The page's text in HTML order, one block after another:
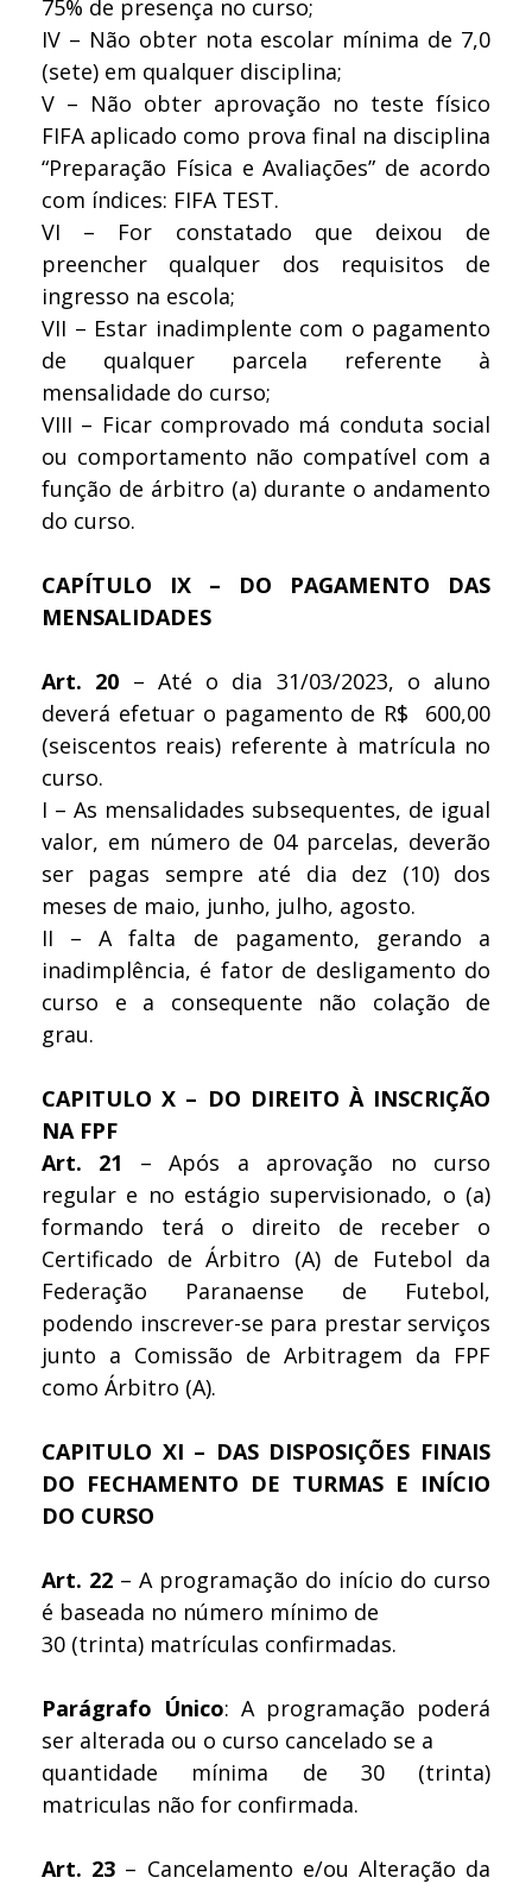
75% de presença no curso;
IV – Não obter nota escolar mínima de 7,0
(sete) em qualquer disciplina;
V – Não obter aprovação no teste físico
FIFA aplicado como prova final na disciplina
“Preparação Física e Avaliações” de acordo
com índices: FIFA TEST.
VI – For constatado que deixou de
preencher qualquer dos requisitos de
ingresso na escola;
VII – Estar inadimplente com o pagamento
de qualquer parcela referente à
mensalidade do curso;
VIII – Ficar comprovado má conduta social
ou comportamento não compatível com a
função de árbitro (a) durante o andamento
do curso.
CAPÍTULO IX – DO PAGAMENTO DAS
MENSALIDADES
Art. 20 – Até o dia 31/03/2023, o aluno
deverá efetuar o pagamento de R$ 600,00
(seiscentos reais) referente à matrícula no
curso.
I – As mensalidades subsequentes, de igual
valor, em número de 04 parcelas, deverão
ser pagas sempre até dia dez (10) dos
meses de maio, junho, julho, agosto.
II – A falta de pagamento, gerando a
inadimplência, é fator de desligamento do
curso e a consequente não colação de
grau.
CAPITULO X – DO DIREITO À INSCRIÇÃO
NA FPF
Art. 21
– Após a aprovação no curso
regular e no estágio supervisionado, o (a)
formando terá o direito de receber o
Certificado de Árbitro (A) de Futebol da
Federação Paranaense de Futebol,
podendo inscrever-se para prestar serviços
junto a Comissão de Arbitragem da FPF
como Árbitro (A).
CAPITULO XI – DAS DISPOSIÇÕES FINAIS
DO FECHAMENTO DE TURMAS E INÍCIO
DO CURSO
Art. 22 – A programação do início do curso
é baseada no número mínimo de
30 (trinta) matrículas confirmadas.
Parágrafo Único: A programação poderá
ser alterada ou o curso cancelado se a
quantidade mínima de 30 (trinta)
matriculas não for confirmada.
Art. 23 – Cancelamento e/ou Alteração da